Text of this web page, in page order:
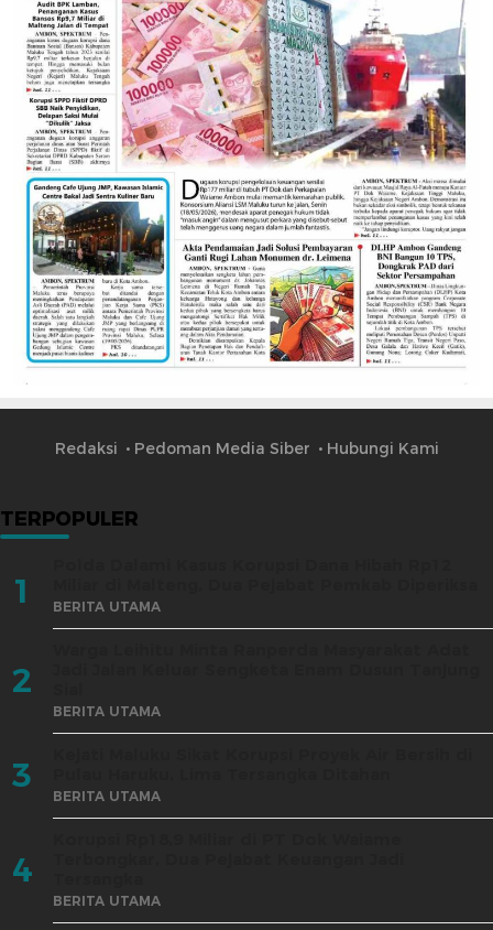
Redaksi Pedoman Media Siber Hubungi Kami
TERPOPULER
1 BERITA UTAMA
2
BERITA UTAMA
3 BERITA UTAMA
4
BERITA UTAMA